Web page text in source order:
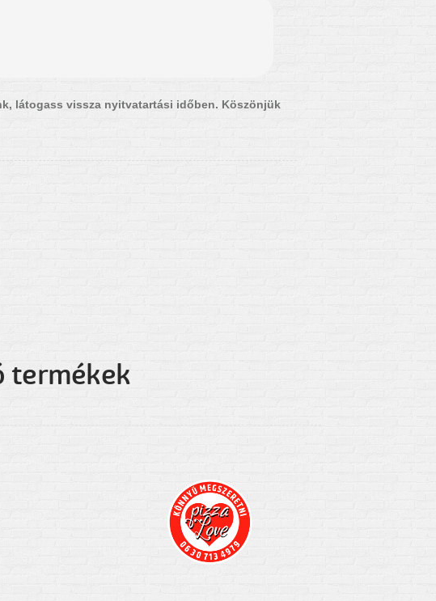
látogass vissza nyitvatartási időben. Köszönjük
termékek